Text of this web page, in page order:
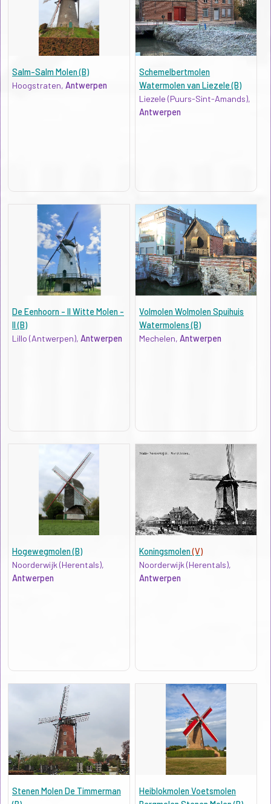
Salm-Salm Molen (B)
Hoogstraten, Antwerpen
Schemelbertmolen
Watermolen van Liezele (B)
Liezele (Puurs-Sint-Amands),
Antwerpen
De Eenhoorn - II Witte Molen -
II (B)
Lillo (Antwerpen), Antwerpen
Volmolen Wolmolen Spuihuis
Watermolens (B)
Mechelen,Antwerpen
Hogewegmolen (B)
Noorderwijk (Herentals),
Antwerpen
Koningsmolen(V)
Noorderwijk (Herentals),
Antwerpen
Stenen Molen De Timmerman
Heiblokmolen Voetsmolen